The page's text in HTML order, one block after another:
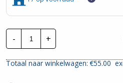
-
ABB
Pro
M
Alamat
DSN201E
+
Totaal naar winkelwagen: €55.00